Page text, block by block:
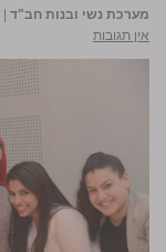
מערכת נשי ובנות חב"ד
אין תגובות